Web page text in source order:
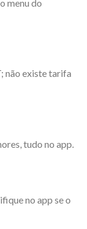
menu do
não existe tarifa
tudo no app.
no app se o